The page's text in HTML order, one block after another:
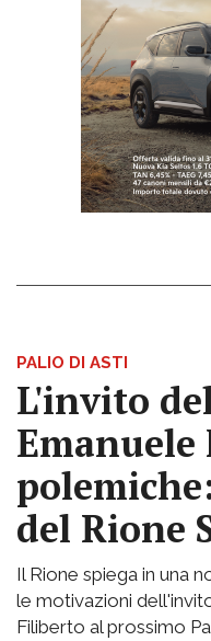
PALIO DI ASTI
L'invito
del Rione
Il Rione spiega in una
le motivazioni
Filiberto al prossimo